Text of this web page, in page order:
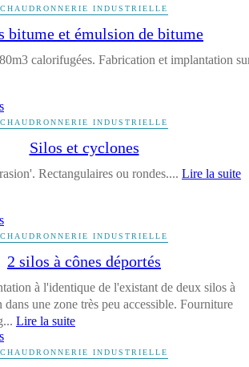
CHAUDRONNERIE INDUSTRIELLE
bitume et émulsion de bitume
calorifugées. Fabrication et implantation
CHAUDRONNERIE INDUSTRIELLE
Silos et cyclones
Rectangulaires ou rondes.... Lire la suite
CHAUDRONNERIE INDUSTRIELLE
2 silos à cônes déportés
à l'identique de l'existant de deux silos à
une zone très peu accessible. Fourniture
Lire la suite
CHAUDRONNERIE INDUSTRIELLE